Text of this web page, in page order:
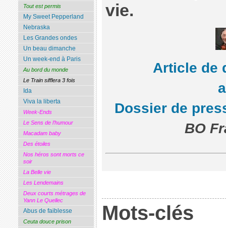
vie.
Article de
Dossier de
BO
Mots-clés
Tout est permis
My Sweet Pepperland
Nebraska
Les Grandes ondes
Un beau dimanche
Un week-end à Paris
Au bord du monde
Le Train sifflera 3 fois
Ida
Viva la liberta
Week-Ends
Le Sens de l’humour
Macadam baby
Des étoiles
Nos héros sont morts ce
soir
La Belle vie
Les Lendemains
Deux courts métrages de
Yann Le Quellec
Abus de faiblesse
Ceuta douce prison